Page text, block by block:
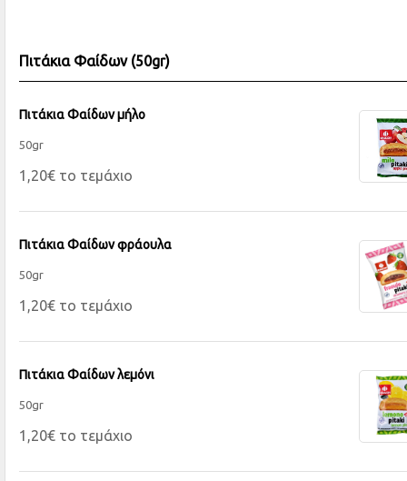
Πιτάκια Φαίδων (50gr)
Πιτάκια Φαίδων μήλο
50gr
1,20€ το τεμάχιο
Πιτάκια Φαίδων φράουλα
50gr
1,20€ το τεμάχιο
Πιτάκια Φαίδων λεμόνι
50gr
1,20€ το τεμάχιο